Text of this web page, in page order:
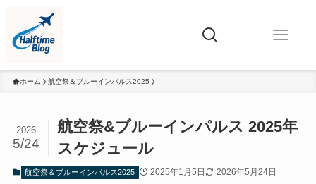
ホーム 航空祭＆ブルーインパルス2025
航空祭&ブルーインパルス 2025年
スケジュール
2026
5/24
航空祭＆ブルーインパルス2025 2025年1月5日 2026年5月24日